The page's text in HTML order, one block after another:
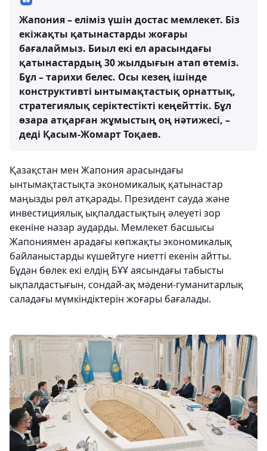
Жапония – еліміз үшін достас мемлекет. Біз
екіжақты қатынастарды жоғары
бағалаймыз. Биыл екі ел арасындағы
қатынастардың 30 жылдығын атап өтеміз.
Бұл – тарихи белес. Осы кезең ішінде
конструктивті ынтымақтастық орнаттық,
стратегиялық серіктестікті кеңейттік. Бұл
өзара атқарған жұмыстың оң нәтижесі, –
деді Қасым-Жомарт Тоқаев.
Қазақстан мен Жапония арасындағы
ынтымақтастықта экономикалық қатынастар
маңызды рөл атқарады. Президент сауда және
инвестициялық ықпалдастықтың әлеуеті зор
екеніне назар аударды. Мемлекет басшысы
Жапониямен арадағы көпжақты экономикалық
байланыстарды күшейтуге ниетті екенін айтты.
Бұдан бөлек екі елдің БҰҰ аясындағы табысты
ықпалдастығын, сондай-ақ мәдени-гуманитарлық
саладағы мүмкіндіктерін жоғары бағалады.